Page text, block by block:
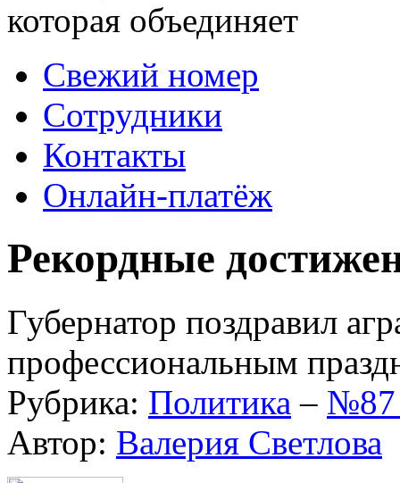
которая объединяет
Свежий номер
Сотрудники
Контакты
Онлайн-платёж
Рекордные
Губернатор поздравил
профессиональным
Рубрика: Политика – №87
Автор: Валерия Светлова